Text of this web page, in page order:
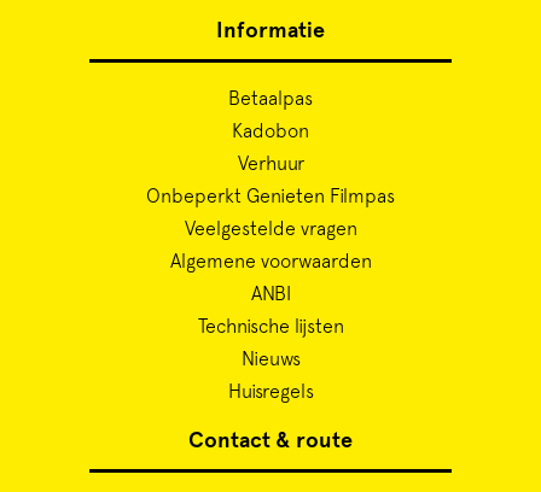
Informatie
Betaalpas
Kadobon
Verhuur
Onbeperkt Genieten Filmpas
Veelgestelde vragen
Algemene voorwaarden
ANBI
Technische lijsten
Nieuws
Huisregels
Contact & route